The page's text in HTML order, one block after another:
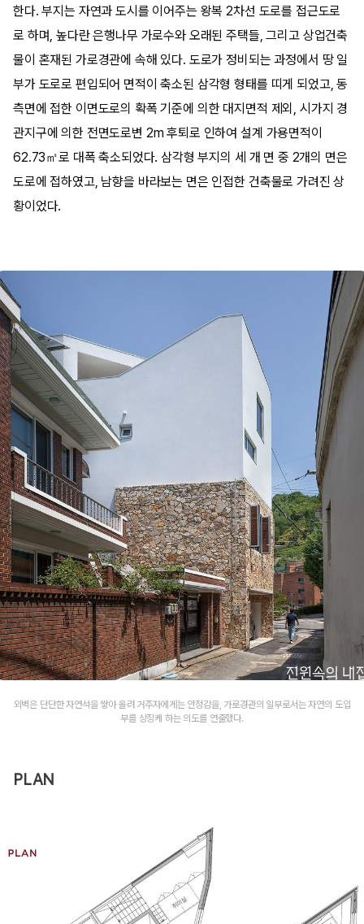
한다. 부지는 자연과 도시를 이어주는 왕복 2차선 도로를 접근도로
로 하며, 높다란 은행나무 가로수와 오래된 주택들, 그리고 상업건축
물이 혼재된 가로경관에 속해 있다. 도로가 정비되는 과정에서 땅 일
부가 도로로 편입되어 면적이 축소된 삼각형 형태를 띠게 되었고, 동
측면에 접한 이면도로의 확폭 기준에 의한 대지면적 제외, 시가지 경
관지구에 의한 전면도로변 2m 후퇴로 인하여 설계 가용면적이
62.73㎡로 대폭 축소되었다. 삼각형 부지의 세 개 면 중 2개의 면은
도로에 접하였고, 남향을 바라보는 면은 인접한 건축물로 가려진 상
황이었다.
외벽은 단단한 자연석을 쌓아 올려 거주자에게는 안정감을, 가로경관의 일부로서는 자연의 도입
부를 상징케 하는 의도를 연출했다.
PLAN